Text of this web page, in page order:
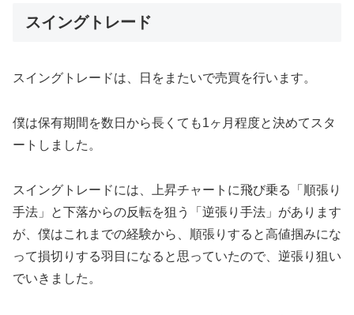
スイングトレード
スイングトレードは、日をまたいで売買を行います。
僕は保有期間を数日から長くても1ヶ月程度と決めてスタ
ートしました。
スイングトレードには、上昇チャートに飛び乗る「順張り
手法」と下落からの反転を狙う「逆張り手法」があります
が、僕はこれまでの経験から、順張りすると高値掴みにな
って損切りする羽目になると思っていたので、逆張り狙い
でいきました。